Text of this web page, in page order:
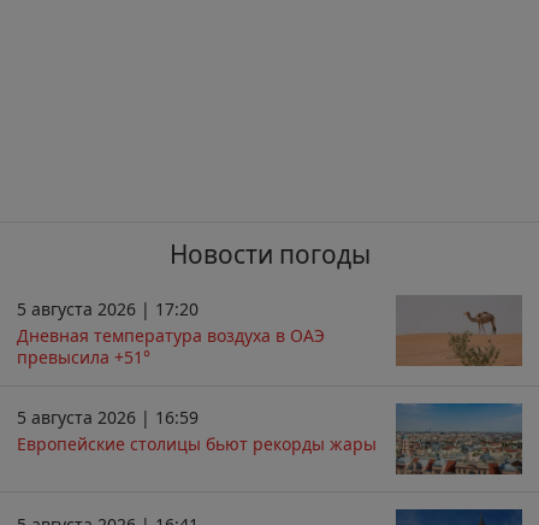
Новости погоды
5 августа 2026 | 17:20
Дневная температура воздуха в ОАЭ
превысила +51°
5 августа 2026 | 16:59
Европейские столицы бьют рекорды жары